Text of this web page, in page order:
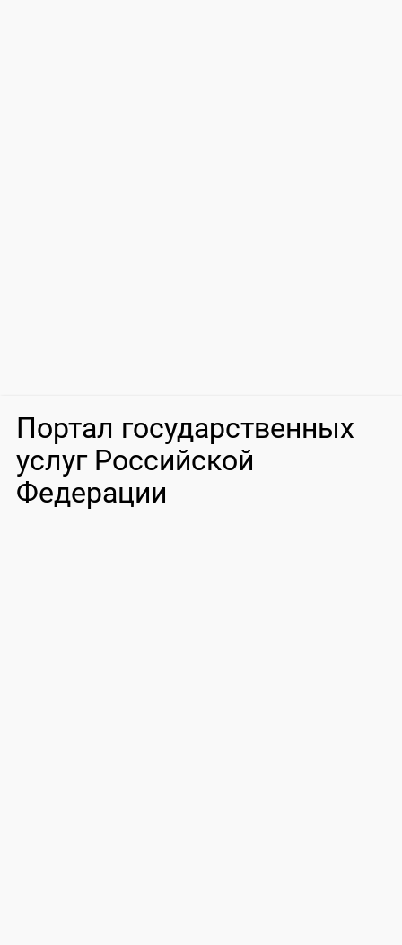
Портал государственных
услуг Российской
Федерации